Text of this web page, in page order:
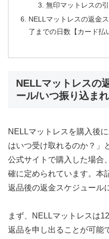
無印マットレスの
NELLマットレスの返金
了までの日数【カード払
NELLマットレスの
ール/いつ振り込ま
NELLマットレスを購入後
はいつ受け取れるのか？」
公式サイトで購入した場合
確に定められています。本
返品後の返金スケジュール
まず、NELLマットレスは
返品を申し出ることが可能